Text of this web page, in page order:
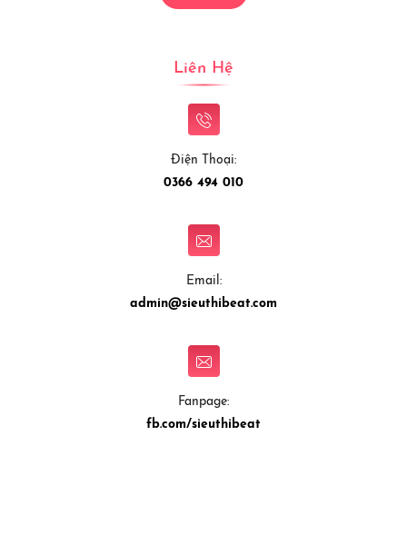
Liên Hệ
Điện Thoại:
0366 494 010
Email:
admin@sieuthibeat.com
Fanpage:
fb.com/sieuthibeat